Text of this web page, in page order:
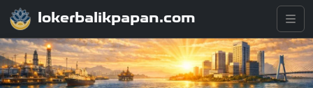
lokerbalikpapan.com